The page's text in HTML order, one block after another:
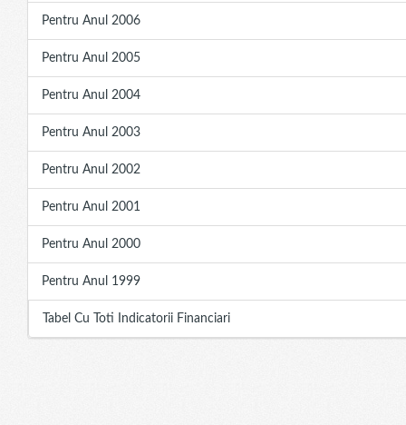
Pentru Anul 2006
Pentru Anul 2005
Pentru Anul 2004
Pentru Anul 2003
Pentru Anul 2002
Pentru Anul 2001
Pentru Anul 2000
Pentru Anul 1999
Tabel Cu Toti Indicatorii Financiari